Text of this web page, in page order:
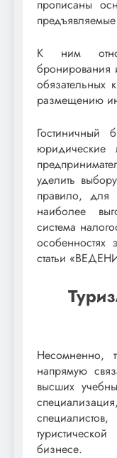
прописаны
К ним
бронирования
обязательных
размещению
Гостиничный
уделить
правило, для
наиболее
система
статьи
Несомненно,
напрямую
высших
бизнесе.